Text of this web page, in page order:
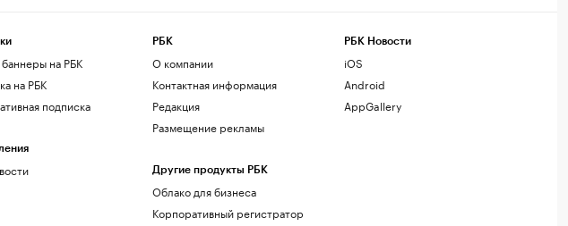
на РБК
на РБК
подписка
РБК
О компании
Контактная информация
Редакция
Размещение рекламы
Другие продукты РБК
Облако для бизнеса
Корпоративный регистратор
РБК Новости
iOS
Android
AppGallery